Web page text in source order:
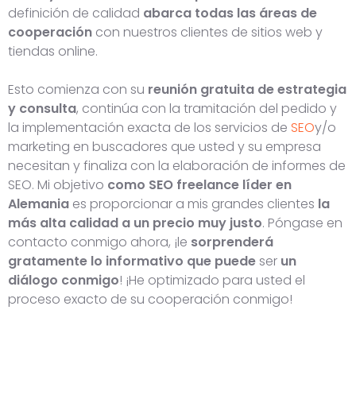
definición de calidad abarca todas las áreas de
cooperación con nuestros clientes de sitios web y
tiendas online.
Esto comienza con su reunión gratuita de estrategia
y consulta, continúa con la tramitación del pedido y
la implementación exacta de los servicios de SEOy/o
marketing en buscadores que usted y su empresa
necesitan y finaliza con la elaboración de informes de
SEO. Mi objetivo como SEO freelance líder en
Alemania es proporcionar a mis grandes clientes la
más alta calidad a un precio muy justo. Póngase en
contacto conmigo ahora, ¡le sorprenderá
gratamente lo informativo que puede ser un
diálogo conmigo! ¡He optimizado para usted el
proceso exacto de su cooperación conmigo!